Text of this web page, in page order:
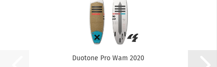
Duotone Pro Wam 2020